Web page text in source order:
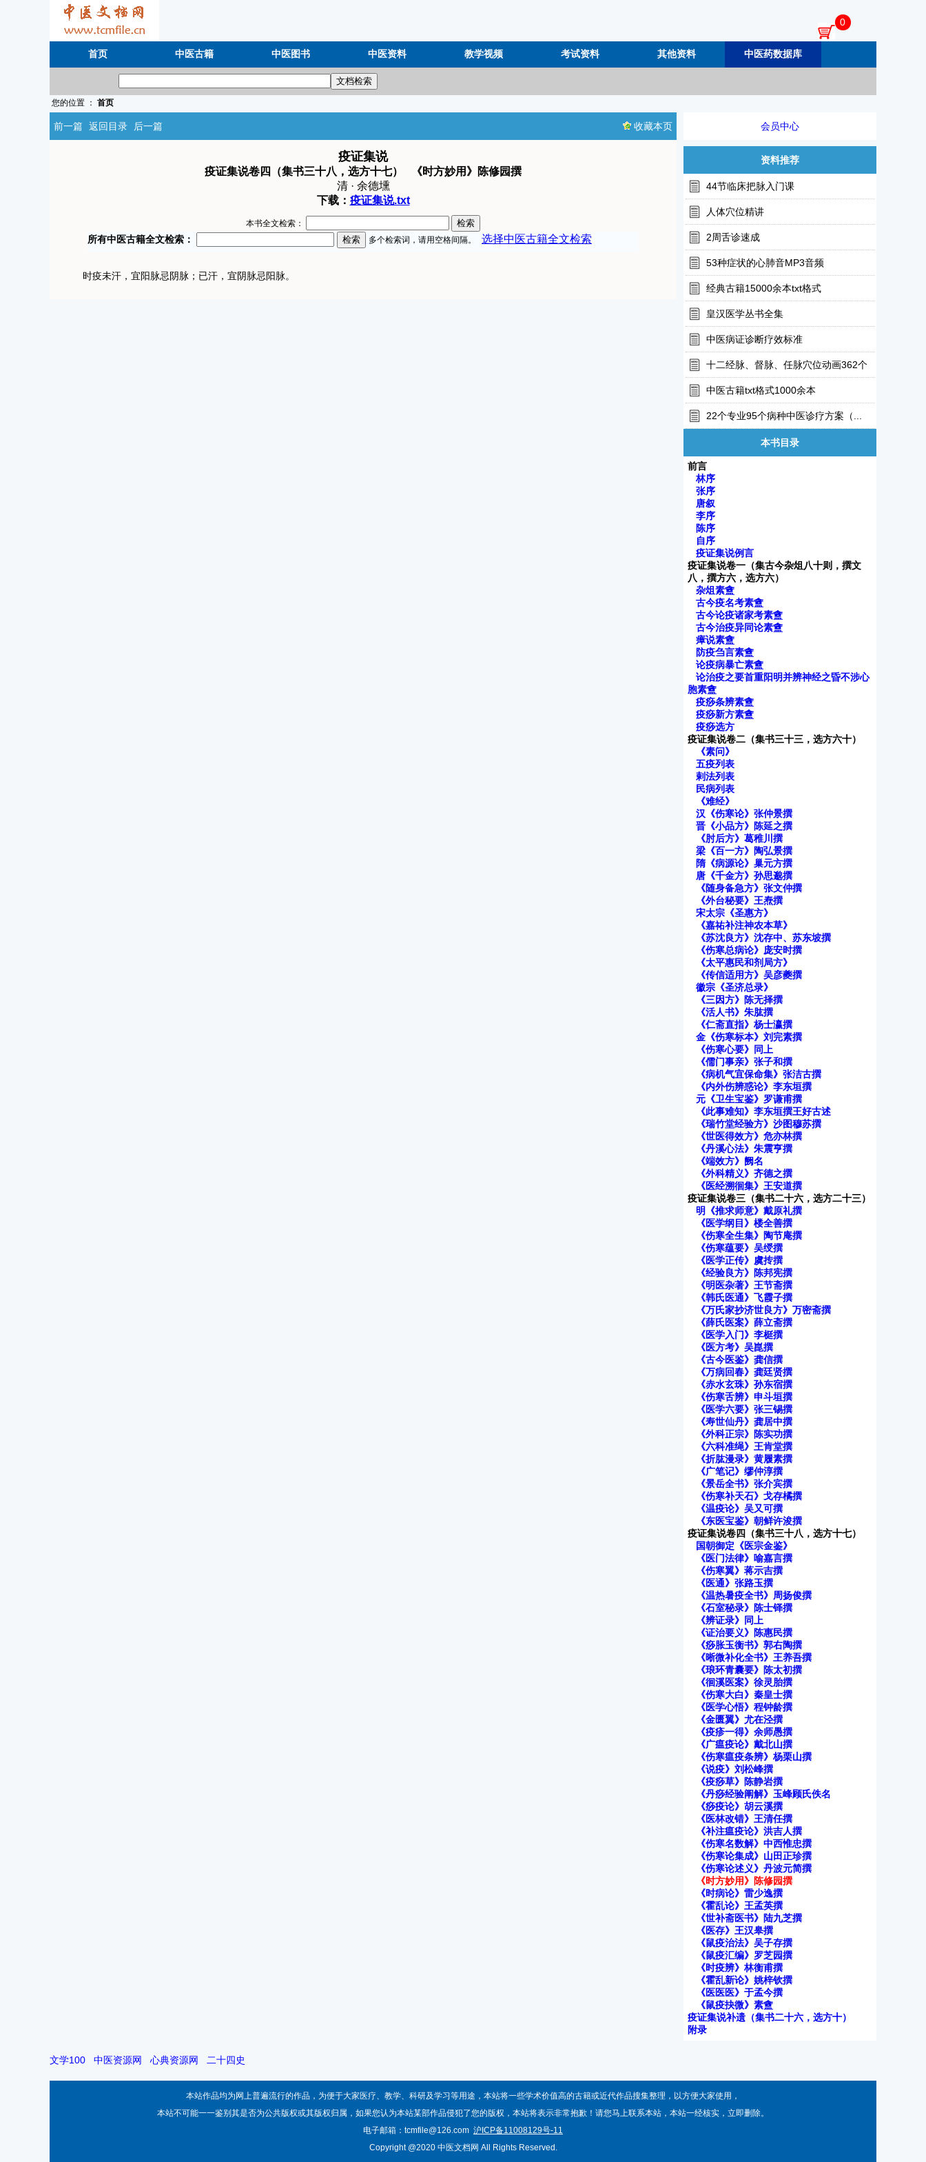
0
首页 中医古籍 中医图书 中医资料 教学视频 考试资料 其他资料 中医药数据库
您的位置 ： 首页
前一篇 返回目录 后一篇 收藏本页
疫证集说
疫证集说卷四（集书三十八，选方十七） 《时方妙用》陈修园撰
清 · 余德壎
下载： 疫证集说.txt
本书全文检索：
时疫未汗，宜阳脉忌阴脉；已汗，宜阴脉忌阳脉。
会员中心
资料推荐
44节临床把脉入门课
人体穴位精讲
2周舌诊速成
53种症状的心肺音MP3音频
经典古籍15000余本txt格式
皇汉医学丛书全集
中医病证诊断疗效标准
十二经脉、督脉、任脉穴位动画362个
中医古籍txt格式1000余本
22个专业95个病种中医诊疗方案（...
本书目录
前言
林序
张序
唐叙
李序
陈序
自序
疫证集说例言
疫证集说卷一（集古今杂俎八十则，撰文
八，撰方六，选方六）
杂俎素盦
古今疫名考素盦
古今论疫诸家考素盦
古今治疫异同论素盦
瘴说素盦
防疫刍言素盦
论疫病暴亡素盦
论治疫之要首重阳明并辨神经之昏不涉心
胞素盦
疫痧条辨素盦
疫痧新方素盦
疫痧选方
疫证集说卷二（集书三十三，选方六十）
《素问》
五疫列表
剌法列表
民病列表
《难经》
汉《伤寒论》张仲景撰
晋《小品方》陈延之撰
《肘后方》葛稚川撰
梁《百一方》陶弘景撰
隋《病源论》巢元方撰
唐《千金方》孙思邈撰
《随身备急方》张文仲撰
《外台秘要》王焘撰
宋太宗《圣惠方》
《嘉祐补注神农本草》
《苏沈良方》沈存中、苏东坡撰
《伤寒总病论》庞安时撰
《太平惠民和剂局方》
《传信适用方》吴彦夔撰
徽宗《圣济总录》
《三因方》陈无择撰
《活人书》朱肱撰
《仁斋直指》杨士瀛撰
金《伤寒标本》刘完素撰
《伤寒心要》同上
《儒门事亲》张子和撰
《病机气宜保命集》张洁古撰
《内外伤辨惑论》李东垣撰
元《卫生宝鉴》罗谦甫撰
《此事难知》李东垣撰王好古述
《瑞竹堂经验方》沙图穆苏撰
《世医得效方》危亦林撰
《丹溪心法》朱震亨撰
《端效方》阙名
《外科精义》齐德之撰
《医经溯徊集》王安道撰
疫证集说卷三（集书二十六，选方二十三）
明《推求师意》戴原礼撰
《医学纲目》楼全善撰
《伤寒全生集》陶节庵撰
《伤寒蕴要》吴绶撰
《医学正传》虞抟撰
《经验良方》陈邦宪撰
《明医杂著》王节斋撰
《韩氏医通》飞霞子撰
《万氏家抄济世良方》万密斋撰
《薛氏医案》薛立斋撰
《医学入门》李梃撰
《医方考》吴崑撰
《古今医鉴》龚信撰
《万病回春》龚廷贤撰
《赤水玄珠》孙东宿撰
《伤寒舌辨》申斗垣撰
《医学六要》张三锡撰
《寿世仙丹》龚居中撰
《外科正宗》陈实功撰
《六科准绳》王肯堂撰
《折肱漫录》黄履素撰
《广笔记》缪仲淳撰
《景岳全书》张介宾撰
《伤寒补天石》戈存橘撰
《温疫论》吴又可撰
《东医宝鉴》朝鲜许浚撰
疫证集说卷四（集书三十八，选方十七）
国朝御定《医宗金鉴》
《医门法律》喻嘉言撰
《伤寒翼》蒋示吉撰
《医通》张路玉撰
《温热暑疫全书》周扬俊撰
《石室秘录》陈士铎撰
《辨证录》同上
《证治要义》陈惠民撰
《痧胀玉衡书》郭右陶撰
《晰微补化全书》王养吾撰
《琅环青囊要》陈太初撰
《徊溪医案》徐灵胎撰
《伤寒大白》秦皇士撰
《医学心悟》程钟龄撰
《金匮翼》尤在泾撰
《疫疹一得》余师愚撰
《广瘟疫论》戴北山撰
《伤寒瘟疫条辨》杨栗山撰
《说疫》刘松峰撰
《疫痧草》陈静岩撰
《丹痧经验阐解》玉峰顾氏佚名
《痧疫论》胡云溪撰
《医林改错》王清任撰
《补注瘟疫论》洪吉人撰
《伤寒名数解》中西惟忠撰
《伤寒论集成》山田正珍撰
《伤寒论述义》丹波元简撰
《时方妙用》陈修园撰
《时病论》雷少逸撰
《霍乱论》王孟英撰
《世补斋医书》陆九芝撰
《医存》王汉皋撰
《鼠疫治法》吴子存撰
《鼠疫汇编》罗芝园撰
《时疫辨》林衡甫撰
《霍乱新论》姚梓钦撰
《医医医》于孟今撰
《鼠疫抉微》素盦
疫证集说补遗（集书二十六，选方十）
附录
文学100 中医资源网 心典资源网 二十四史
本站作品均为网上普遍流行的作品，为便于大家医疗、教学、科研及学习等用途，本站将一些学术价值高的古籍或近代作品搜集整理，以方便大家使用，
本站不可能一一鉴别其是否为公共版权或其版权归属，如果您认为本站某部作品侵犯了您的版权，本站将表示非常抱歉！请您马上联系本站，本站一经核实，立即删除。
电子邮箱：tcmfile@126.com 沪ICP备11008129号-11
Copyright @2020 中医文档网 All Rights Reserved.